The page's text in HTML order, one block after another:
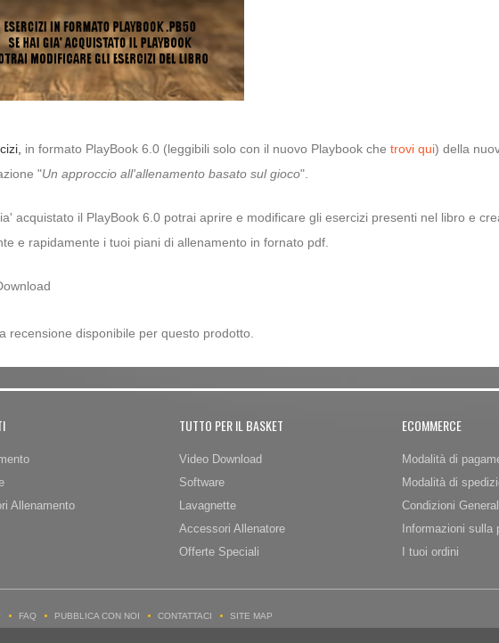
in formato PlayBook 6.0 (leggibili solo con il nuovo Playbook che trovi qui) della
"Un approccio all'allenamento basato sul gioco".
acquistato il PlayBook 6.0 potrai aprire e modificare gli esercizi presenti nel libro e
e rapidamente i tuoi piani di allenamento in fornato pdf.
recensione disponibile per questo prodotto.
Allenamento
TUTTO PER IL BASKET
Video Download
Software
Lavagnette
Accessori Allenatore
Offerte Speciali
ECOMMERCE
Modalità di
Modalità di
Condizioni
Informazioni sulla
I tuoi ordini
FAQ PUBBLICA CON NOI CONTATTACI SITE MAP